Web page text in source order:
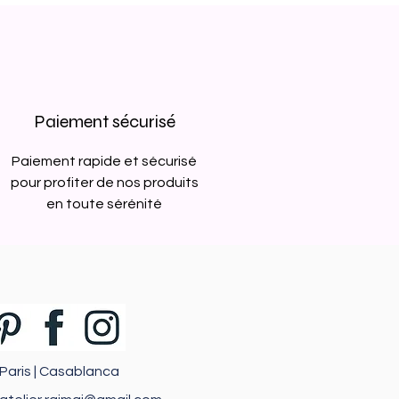
Paiement sécurisé
Paiement rapide et sécurisé
pour profiter de nos produits
en toute sérénité
Paris | Casablanca